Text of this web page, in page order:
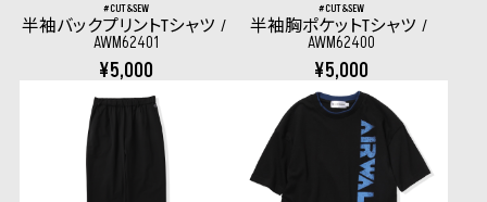
CUT&SEW
半袖バックプリントTシャツ
AWM62401
¥5,000
CUT&SEW
半袖胸ポケットTシャツ
AWM62400
¥5,000